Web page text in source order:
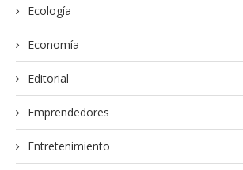
Ecología
Economía
Editorial
Emprendedores
Entretenimiento